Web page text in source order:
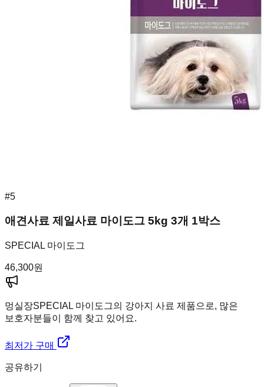
#5
애견사료 제일사료 마이도그 5kg 3개 1박스
SPECIAL 마이도그
46,300원
멍실장SPECIAL 마이도그의 강아지 사료 제품으로, 많은
보호자분들이 함께 찾고 있어요.
최저가 구매
공유하기